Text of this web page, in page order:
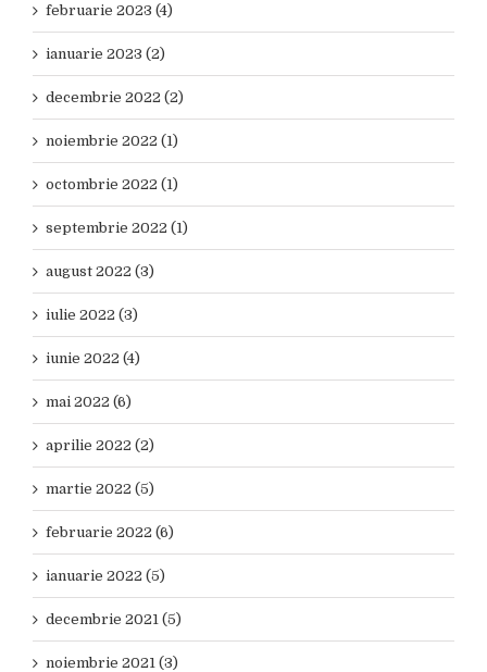
februarie 2023 (4)
ianuarie 2023 (2)
decembrie 2022 (2)
noiembrie 2022 (1)
octombrie 2022 (1)
septembrie 2022 (1)
august 2022 (3)
iulie 2022 (3)
iunie 2022 (4)
mai 2022 (6)
aprilie 2022 (2)
martie 2022 (5)
februarie 2022 (6)
ianuarie 2022 (5)
decembrie 2021 (5)
noiembrie 2021 (3)